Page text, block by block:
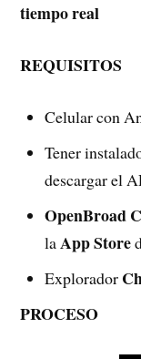
tiempo real
REQUISITOS
Celular con
Tener
descargar el
OpenBroad
laApp Store
Explorador
PROCESO